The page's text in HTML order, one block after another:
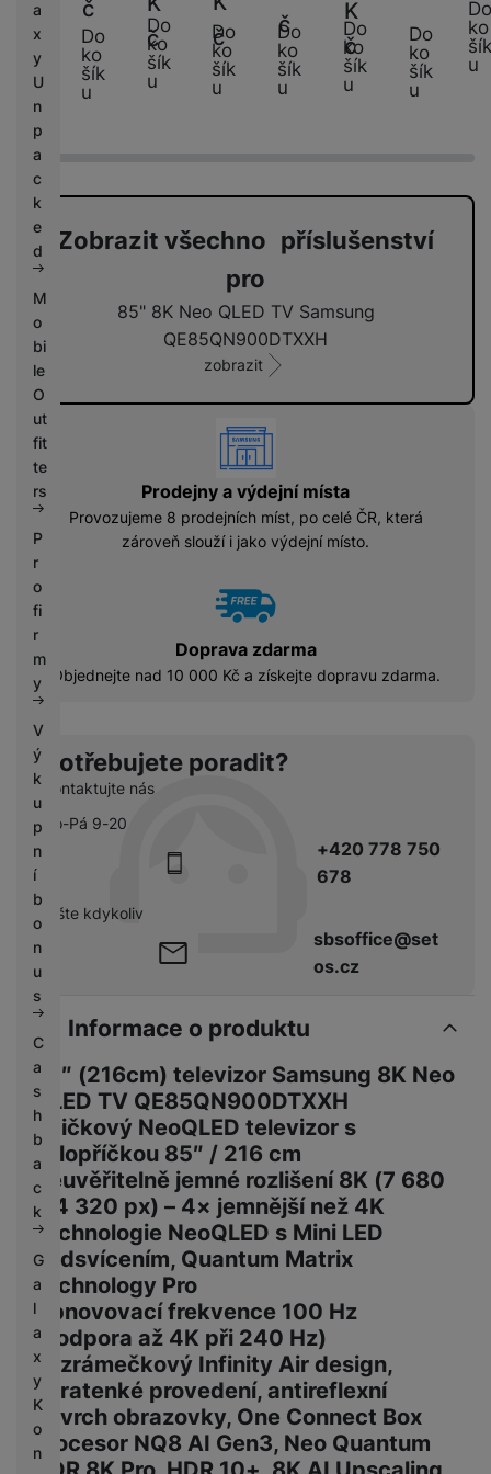
a
x
y
U
n
p
a
c
k
e
d
M
o
bi
le
O
ut
fit
te
rs
P
r
o
fi
r
m
y
V
ý
k
u
p
n
í
b
o
n
u
s
C
a
s
h
b
a
c
k
G
a
l
a
x
y
K
o
n
Do
ko
šík
u
č
Do
ko
šík
u
č
Do
ko
šík
u
č
Do
ko
šík
u
č
Do
ko
šík
u
K
č
Do
ko
šík
u
Do
ko
šík
u
Zobrazit všechno příslušenství
pro
85" 8K Neo QLED TV Samsung
QE85QN900DTXXH
zobrazit
vyhody
Prodejny a výdejní místa
Provozujeme 8 prodejních míst, po celé ČR, která
zároveň slouží i jako výdejní místo.
Doprava zdarma
Objednejte nad 10 000 Kč a získejte dopravu zdarma.
Potřebujete poradit?
Kontaktujte nás
Po-Pá 9-20
+420 778 750
678
pište kdykoliv
sbsoffice@set
os.cz
Informace o produktu
85″ (216cm) televizor Samsung 8K Neo
QLED TV QE85QN900DTXXH
Špičkový NeoQLED televizor s
úhlopříčkou 85″ / 216 cm
Neuvěřitelně jemné rozlišení 8K (7 680
× 4 320 px) – 4× jemnější než 4K
Technologie NeoQLED s Mini LED
podsvícením, Quantum Matrix
Technology Pro
Obnovovací frekvence 100 Hz
(podpora až 4K při 240 Hz)
Bezrámečkový Infinity Air design,
ultratenké provedení, antireflexní
povrch obrazovky, One Connect Box
Procesor NQ8 AI Gen3, Neo Quantum